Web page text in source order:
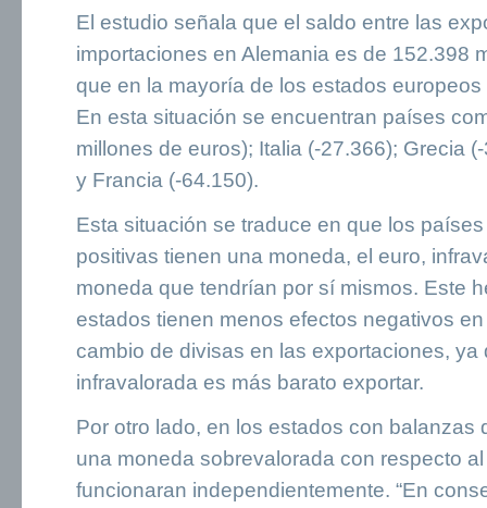
El estudio señala que el saldo entre las
importaciones en Alemania es de 152.398
que en la mayoría de los estados
En esta situación se encuentran países
millones de euros); Italia (-27.366); Grecia
y Francia (-64.150).
Esta situación se traduce en que los
positivas tienen una moneda, el euro,
moneda que tendrían por sí mismos. Este
estados tienen menos efectos negativos
cambio de divisas en las exportaciones, ya
infravalorada es más barato exportar.
Por otro lado, en los estados con balanzas
una moneda sobrevalorada con respecto
funcionaran independientemente. “En